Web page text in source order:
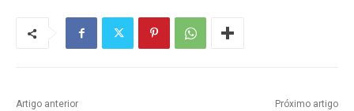
Artigo anterior Próximo artigo